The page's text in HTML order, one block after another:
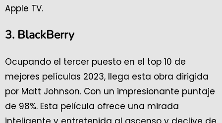
Apple TV.
3. BlackBerry
Ocupando el tercer puesto en el top 10 de
mejores películas 2023, llega esta obra dirigida
por Matt Johnson. Con un impresionante puntaje
de 98%. Esta película ofrece una mirada